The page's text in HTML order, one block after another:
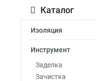
Каталог
Изоляция
Инструмент
Заделка
Зачистка